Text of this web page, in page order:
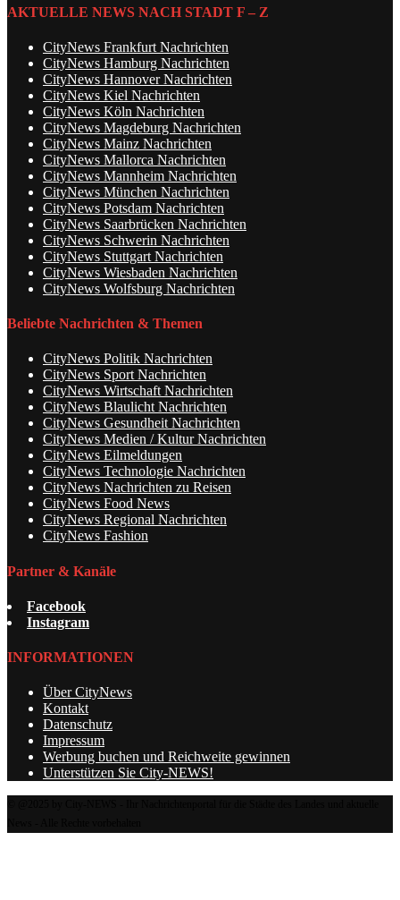
AKTUELLE NEWS NACH STADT F – Z
CityNews Frankfurt Nachrichten
CityNews Hamburg Nachrichten
CityNews Hannover Nachrichten
CityNews Kiel Nachrichten
CityNews Köln Nachrichten
CityNews Magdeburg Nachrichten
CityNews Mainz Nachrichten
CityNews Mallorca Nachrichten
CityNews Mannheim Nachrichten
CityNews München Nachrichten
CityNews Potsdam Nachrichten
CityNews Saarbrücken Nachrichten
CityNews Schwerin Nachrichten
CityNews Stuttgart Nachrichten
CityNews Wiesbaden Nachrichten
CityNews Wolfsburg Nachrichten
Beliebte Nachrichten & Themen
CityNews Politik Nachrichten
CityNews Sport Nachrichten
CityNews Wirtschaft Nachrichten
CityNews Blaulicht Nachrichten
CityNews Gesundheit Nachrichten
CityNews Medien / Kultur Nachrichten
CityNews Eilmeldungen
CityNews Technologie Nachrichten
CityNews Nachrichten zu Reisen
CityNews Food News
CityNews Regional Nachrichten
CityNews Fashion
Partner & Kanäle
Facebook
Instagram
INFORMATIONEN
Über CityNews
Kontakt
Datenschutz
Impressum
Werbung buchen und Reichweite gewinnen
Unterstützen Sie City-NEWS!